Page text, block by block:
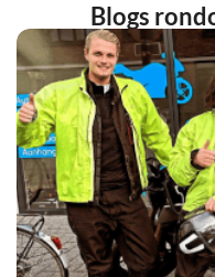
Blogs